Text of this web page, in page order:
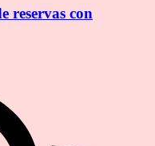
reservas con